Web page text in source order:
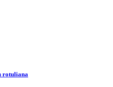
rotuliana